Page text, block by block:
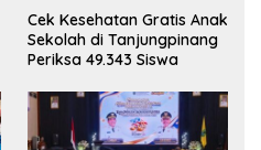
Cek Kesehatan Gratis Anak
Sekolah di Tanjungpinang
Periksa 49.343 Siswa